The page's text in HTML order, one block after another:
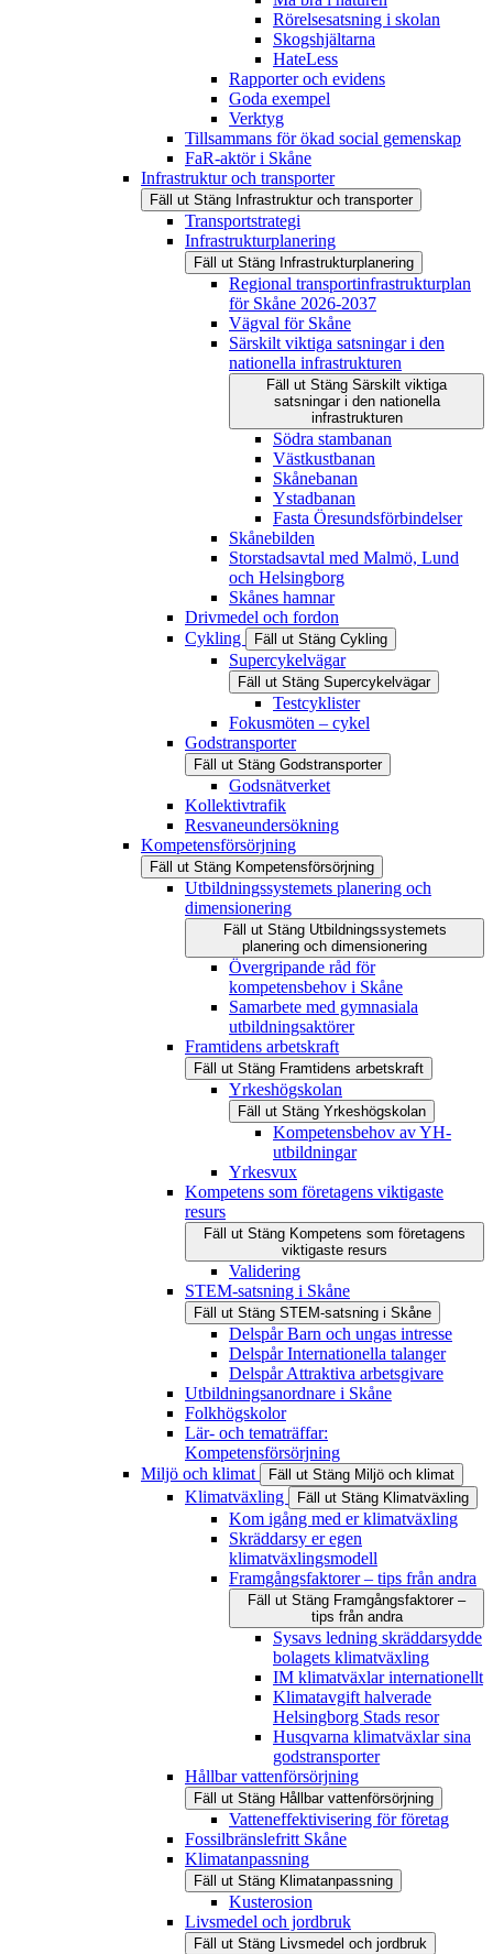
Rörelsesatsning i skolan
Skogshjältarna
HateLess
Rapporter och evidens
Goda exempel
Verktyg
Tillsammans för ökad social gemenskap
FaR-aktör i Skåne
Infrastruktur och transporter
Fäll ut Stäng Infrastruktur och transporter
Transportstrategi
Infrastrukturplanering
Fäll ut Stäng Infrastrukturplanering
Regional transportinfrastrukturplan
för Skåne 2026-2037
Vägval för Skåne
Särskilt viktiga satsningar i den
nationella infrastrukturen
Fäll ut Stäng Särskilt viktiga
satsningar i den nationella
infrastrukturen
Södra stambanan
Västkustbanan
Skånebanan
Ystadbanan
Fasta Öresundsförbindelser
Skånebilden
Storstadsavtal med Malmö, Lund
och Helsingborg
Skånes hamnar
Drivmedel och fordon
Cykling
Fäll ut Stäng Cykling
Supercykelvägar
Fäll ut Stäng Supercykelvägar
Testcyklister
Fokusmöten – cykel
Godstransporter
Fäll ut Stäng Godstransporter
Godsnätverket
Kollektivtrafik
Resvaneundersökning
Kompetensförsörjning
Fäll ut Stäng Kompetensförsörjning
Utbildningssystemets planering och
dimensionering
Fäll ut Stäng Utbildningssystemets
planering och dimensionering
Övergripande råd för
kompetensbehov i Skåne
Samarbete med gymnasiala
utbildningsaktörer
Framtidens arbetskraft
Fäll ut Stäng Framtidens arbetskraft
Yrkeshögskolan
Fäll ut Stäng Yrkeshögskolan
Kompetensbehov av YH-
utbildningar
Yrkesvux
Kompetens som företagens viktigaste
resurs
Fäll ut Stäng Kompetens som företagens
viktigaste resurs
Validering
STEM-satsning i Skåne
Fäll ut Stäng STEM-satsning i Skåne
Delspår Barn och ungas intresse
Delspår Internationella talanger
Delspår Attraktiva arbetsgivare
Utbildningsanordnare i Skåne
Folkhögskolor
Lär- och tematräffar:
Kompetensförsörjning
Miljö och klimat
Fäll ut Stäng Miljö och klimat
Klimatväxling Fäll ut Stäng Klimatväxling
Kom igång med er klimatväxling
Skräddarsy er egen
klimatväxlingsmodell
Framgångsfaktorer – tips från andra
Fäll ut Stäng Framgångsfaktorer –
tips från andra
Sysavs ledning skräddarsydde
bolagets klimatväxling
IM klimatväxlar internationellt
Klimatavgift halverade
Helsingborg Stads resor
Husqvarna klimatväxlar sina
godstransporter
Hållbar vattenförsörjning
Fäll ut Stäng Hållbar vattenförsörjning
Vatteneffektivisering för företag
Fossilbränslefritt Skåne
Klimatanpassning
Fäll ut Stäng Klimatanpassning
Kusterosion
Livsmedel och jordbruk
Fäll ut Stäng Livsmedel och jordbruk